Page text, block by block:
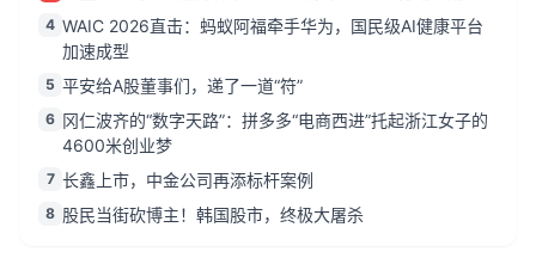
4 WAIC 2026直击：蚂蚁阿福牵手华为，国民级AI健康平台
加速成型
5 平安给A股董事们，递了一道“符”
6 冈仁波齐的“数字天路”：拼多多“电商西进”托起浙江女子的
4600米创业梦
7 长鑫上市，中金公司再添标杆案例
8 股民当街砍博主！韩国股市，终极大屠杀